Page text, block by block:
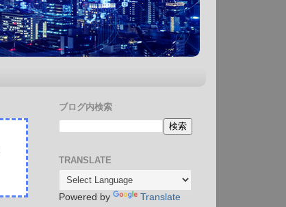
ブログ内検索
TRANSLATE
Powered by Translate